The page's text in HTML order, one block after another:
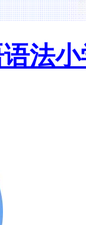
法